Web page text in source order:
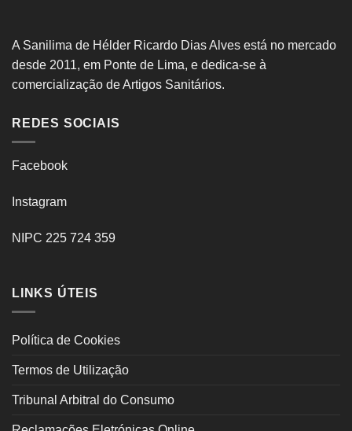
A Sanilima de Hélder Ricardo Dias Alves está no mercado
desde 2011, em Ponte de Lima, e dedica-se à
comercialização de Artigos Sanitários.
REDES SOCIAIS
Facebook
Instagram
NIPC 225 724 359
LINKS ÚTEIS
Política de Cookies
Termos de Utilização
Tribunal Arbitral do Consumo